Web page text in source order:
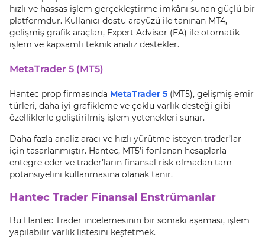
hızlı ve hassas işlem gerçekleştirme imkânı sunan güçlü bir
platformdur. Kullanıcı dostu arayüzü ile tanınan MT4,
gelişmiş grafik araçları, Expert Advisor (EA) ile otomatik
işlem ve kapsamlı teknik analiz destekler.
MetaTrader 5 (MT5)
Hantec prop firmasında MetaTrader 5 (MT5), gelişmiş emir
türleri, daha iyi grafikleme ve çoklu varlık desteği gibi
özelliklerle geliştirilmiş işlem yetenekleri sunar.
Daha fazla analiz aracı ve hızlı yürütme isteyen trader’lar
için tasarlanmıştır. Hantec, MT5’i fonlanan hesaplarla
entegre eder ve trader’ların finansal risk olmadan tam
potansiyelini kullanmasına olanak tanır.
Hantec Trader Finansal Enstrümanlar
Bu Hantec Trader incelemesinin bir sonraki aşaması, işlem
yapılabilir varlık listesini keşfetmek.